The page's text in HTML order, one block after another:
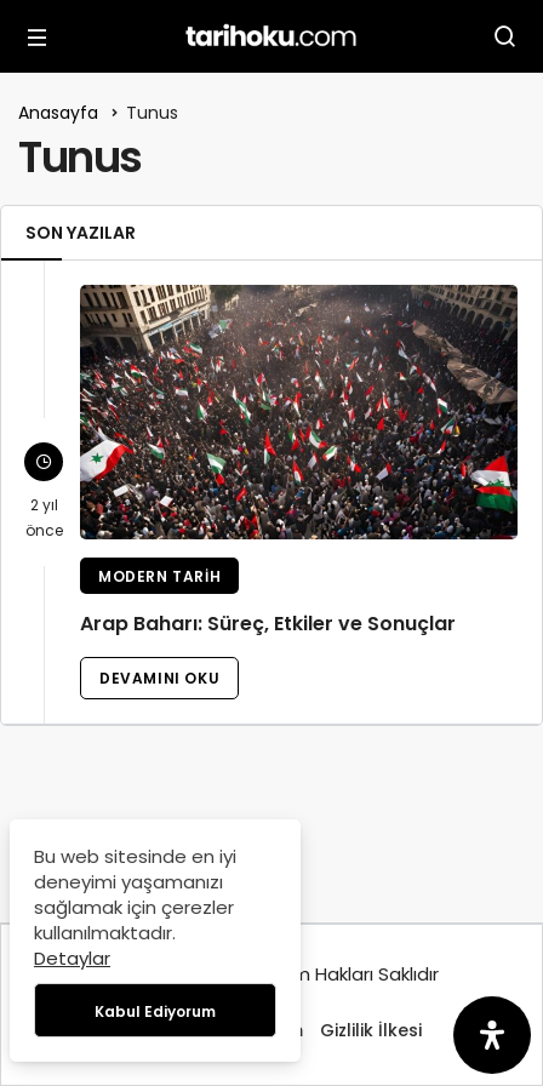
Anasayfa Tunus
Tunus
SON YAZILAR
2 yıl
önce
MODERN TARIH
Arap Baharı: Süreç, Etkiler ve Sonuçlar
DEVAMINI OKU
© Copyright 2025, Tüm Hakları Saklıdır
Hakkımızda İletişim Gizlilik İlkesi
Bu web sitesinde en iyi
deneyimi yaşamanızı
sağlamak için çerezler
kullanılmaktadır.
Detaylar
Kabul Ediyorum